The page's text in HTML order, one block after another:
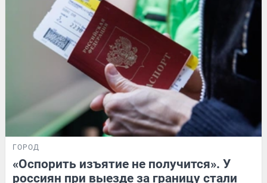
ГОРОД
«Оспорить изъятие не получится». У
россиян при выезде за границу стали